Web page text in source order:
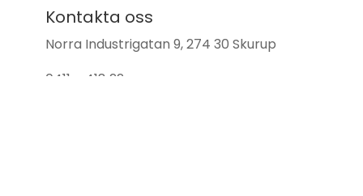
Kontakta oss
Norra Industrigatan 9, 274 30 Skurup
0411 – 418 22